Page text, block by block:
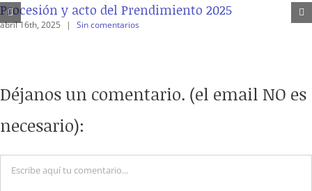
Procesión y acto del Prendimiento 2025
abril 16th, 2025 | Sin comentarios
Déjanos un comentario. (el email NO es
necesario):
Comentario